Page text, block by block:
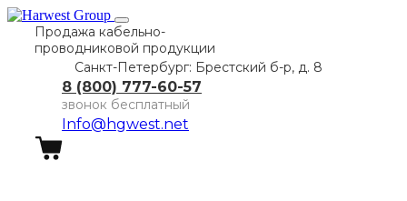
Продажа кабельно-
проводниковой продукции
Санкт-Петербург: Брестский б-р, д. 8
8 (800) 777-60-57
звонок бесплатный
Info@hgwest.net